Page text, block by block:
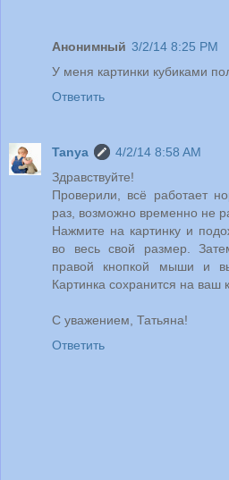
Анонимный 3/2/14 8:25 PM
У меня картинки кубиками
Ответить
Tanya
4/2/14 8:58 AM
Здравствуйте!
Проверили, всё работает
раз, возможно временно не
Нажмите на картинку и
во весь свой размер.
правой кнопкой мыши и
Картинка сохранится на ваш
С уважением, Татьяна!
Ответить